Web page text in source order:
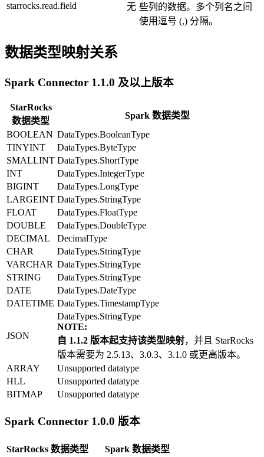
starrocks.read.field 无 些列的数据。多个列名之间
使用逗号 (,) 分隔。
数据类型映射关系
Spark Connector 1.1.0 及以上版本
StarRocks
数据类型
Spark 数据类型
BOOLEAN DataTypes.BooleanType
TINYINT
DataTypes.ByteType
SMALLINT DataTypes.ShortType
INT
DataTypes.IntegerType
BIGINT
DataTypes.LongType
LARGEINT DataTypes.StringType
FLOAT
DataTypes.FloatType
DOUBLE
DataTypes.DoubleType
DECIMAL
DecimalType
CHAR
DataTypes.StringType
VARCHAR DataTypes.StringType
STRING
DataTypes.StringType
DATE
DataTypes.DateType
DATETIME DataTypes.TimestampType
JSON
DataTypes.StringType
NOTE:
自 1.1.2 版本起支持该类型映射，并且 StarRocks
版本需要为 2.5.13、3.0.3、3.1.0 或更高版本。
ARRAY
Unsupported datatype
HLL
Unsupported datatype
BITMAP
Unsupported datatype
Spark Connector 1.0.0 版本
StarRocks 数据类型
Spark 数据类型